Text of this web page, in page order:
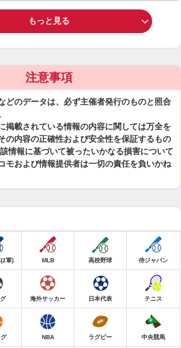
もっと見る
注意事項
どのデータは、必ず主催者発行のものと照合
掲載されている情報の内容に関しては万全を
の内容の正確性および安全性を保証するもの
情報に基づいて被ったいかなる損害について
モおよび情報提供者は一切の責任を負いかね
軍) MLB 高校野球 侍ジャパン
海外サッカー 日本代表 テニス
NBA ラグビー 中央競馬